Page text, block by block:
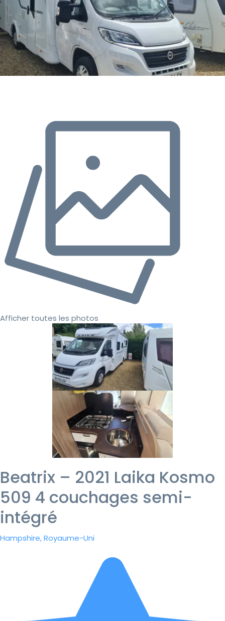
Afficher toutes les photos
Beatrix – 2021 Laika Kosmo
509 4 couchages semi-
intégré
Hampshire, Royaume-Uni